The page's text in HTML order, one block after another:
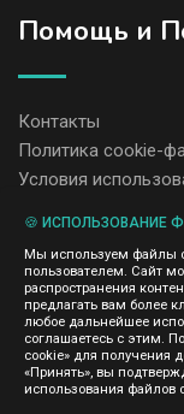
Помощь и
Контакты
Политика cookie-
Условия
содержание
Мы ценим
передаем и не
пользователей
правила
AvizInfo.uz. На
реклама Google
подробней о
🍪 ИСПОЛЬЗОВАНИЕ
Мы используем файлы
пользователем. Сайт
распространения
предлагать вам более
любое дальнейшее
соглашаетесь с этим.
cookie» для получения
«Принять», вы
использования файлов